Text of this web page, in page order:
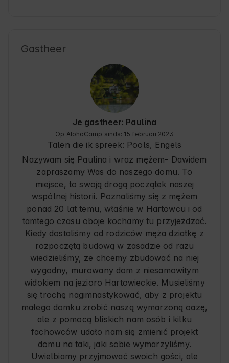
Gastheer
Je gastheer: Paulina
Op AlohaCamp sinds: 15 februari 2023
Talen die ik spreek: Pools, Engels
Nazywam się Paulina i wraz mężem- Dawidem
zapraszamy Was do naszego domu. To
miejsce, to swoją drogą początek naszej
wspólnej historii. Poznaliśmy się z mężem
ponad 20 lat temu, właśnie w Hartowcu i od
tamtego czasu oboje kochamy tu przyjeżdżać.
Kiedy dostaliśmy od rodziców męża działkę z
rozpoczętą budową w zasadzie od razu
wiedzieliśmy, że chcemy zbudować na niej
wygodny, murowany dom z niesamowitym
widokiem na jezioro Hartowieckie. Musieliśmy
się trochę nagimnastykować, aby z projektu
małego domku zrobić naszą wymarzoną oazę,
ale z pomocą bliskich nam osób i kilku
fachowców udało nam się zmienić projekt
domu na taki, jaki sobie wymarzyliśmy.
Uwielbiamy przyjmować swoich gości, ale